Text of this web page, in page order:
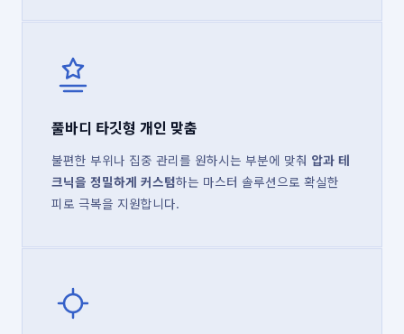
풀바디 타깃형 개인 맞춤
불편한 부위나 집중 관리를 원하시는 부분에 맞춰 압과 테
크닉을 정밀하게 커스텀하는 마스터 솔루션으로 확실한
피로 극복을 지원합니다.